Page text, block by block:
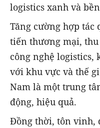
logistics xanh và
Tăng cường hợp tác
tiến thương mại,
công nghệ logistics,
với khu vực và thế
Nam là một trung
động, hiệu quả.
Đồng thời, tôn vinh,